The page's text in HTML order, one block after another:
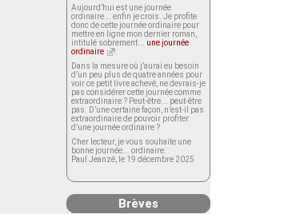
Aujourd’hui est une journée
ordinaire... enfin je crois. Je profite
donc de cette journée ordinaire pour
mettre en ligne mon dernier roman,
intitulé sobrement... une journée
ordinaire
Dans la mesure où j’aurai eu besoin
d’un peu plus de quatre années pour
voir ce petit livre achevé, ne devrais-je
pas considérer cette journée comme
extraordinaire ? Peut-être... peut-être
pas. D’une certaine façon, n’est-il pas
extraordinaire de pouvoir profiter
d’une journée ordinaire ?
Cher lecteur, je vous souhaite une
bonne journée... ordinaire.
Paul Jeanzé, le 19 décembre 2025
Brèves